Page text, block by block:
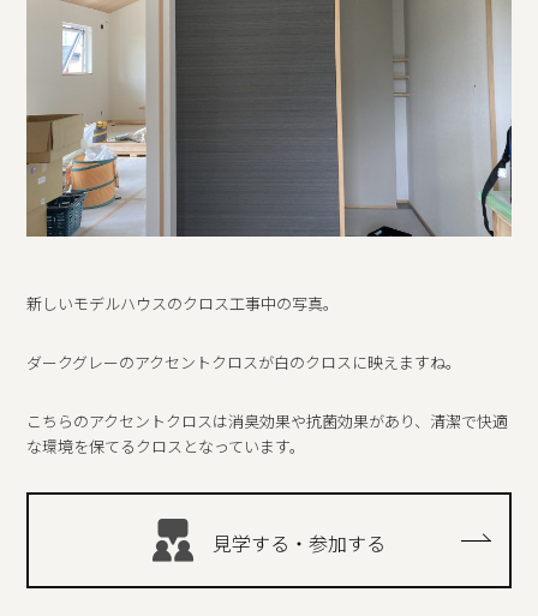
新しいモデルハウスのクロス工事中の写真。
ダークグレーのアクセントクロスが白のクロスに映えますね。
こちらのアクセントクロスは消臭効果や抗菌効果があり、清潔で快適
な環境を保てるクロスとなっています。
見学する・参加する